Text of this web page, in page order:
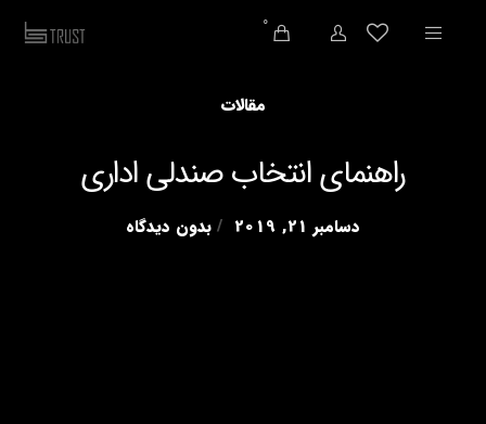
0
مقالات
راهنمای انتخاب صندلی اداری
دسامبر 21, 2019 بدون دیدگاه